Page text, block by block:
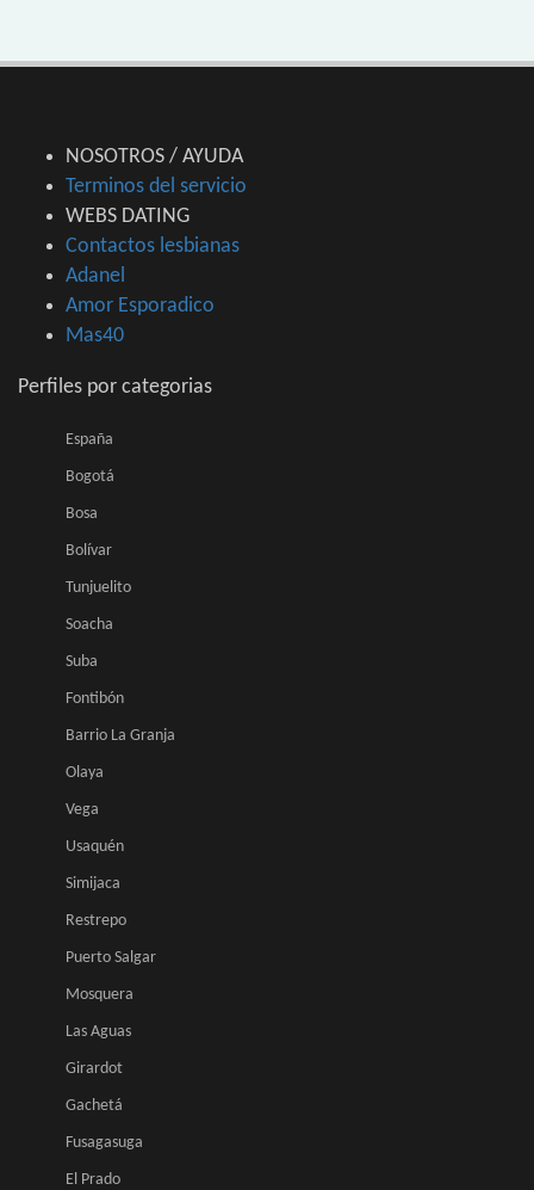
NOSOTROS / AYUDA
Terminos del servicio
WEBS DATING
Contactos lesbianas
Adanel
Amor Esporadico
Mas40
Perfiles por categorias
España
Bogotá
Bosa
Bolívar
Tunjuelito
Soacha
Suba
Fontibón
Barrio La Granja
Olaya
Vega
Usaquén
Simijaca
Restrepo
Puerto Salgar
Mosquera
Las Aguas
Girardot
Gachetá
Fusagasuga
El Prado